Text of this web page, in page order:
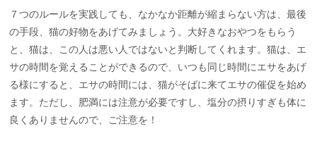
７つのルールを実践しても、なかなか距離が縮まらない方は、最後
の手段、猫の好物をあげてみましょう。大好きなおやつをもらう
と、猫は、この人は悪い人ではないと判断してくれます。猫は、エ
サの時間を覚えることができるので、いつも同じ時間にエサをあげ
る様にすると、エサの時間には、猫がそばに来てエサの催促を始め
ます。ただし、肥満には注意が必要ですし、塩分の摂りすぎも体に
良くありませんので、ご注意を！